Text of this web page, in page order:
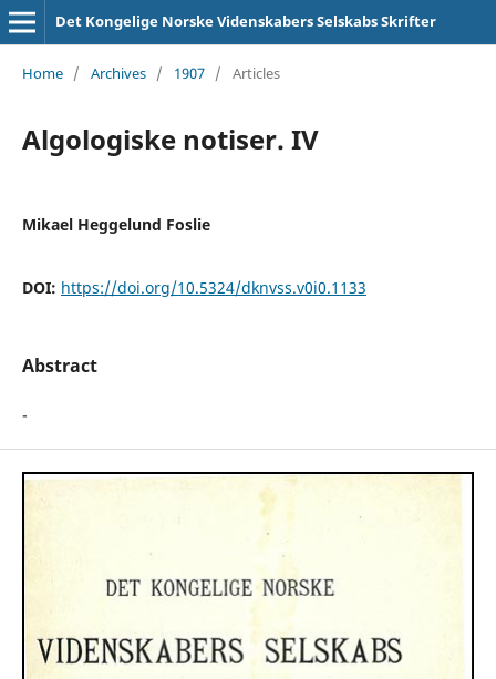
Det Kongelige Norske Videnskabers Selskabs Skrifter
Home / Archives / 1907 / Articles
Algologiske notiser. IV
Mikael Heggelund Foslie
DOI: https://doi.org/10.5324/dknvss.v0i0.1133
Abstract
-